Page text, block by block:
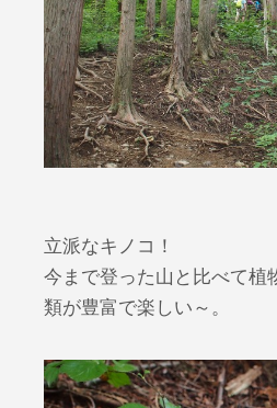
立派なキノコ！
今まで登った山と比べて植
類が豊富で楽しい～。